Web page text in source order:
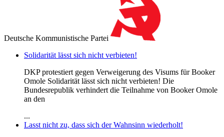
Deutsche Kommunistische Partei
Solidarität lässt sich nicht verbieten!
DKP protestiert gegen Verweigerung des Visums für Booker
Omole Solidarität lässt sich nicht verbieten! Die
Bundesrepublik verhindert die Teilnahme von Booker Omole
an den
...
Lasst nicht zu, dass sich der Wahnsinn wiederholt!